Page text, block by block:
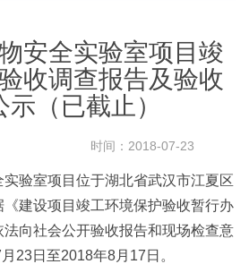
安全实验室项目竣
收调查报告及验收
（已截止）
时间：2018-07-23
室项目位于湖北省武汉市江夏区
建设项目竣工环境保护验收暂行办
向社会公开验收报告和现场检查意
23日至2018年8月17日。